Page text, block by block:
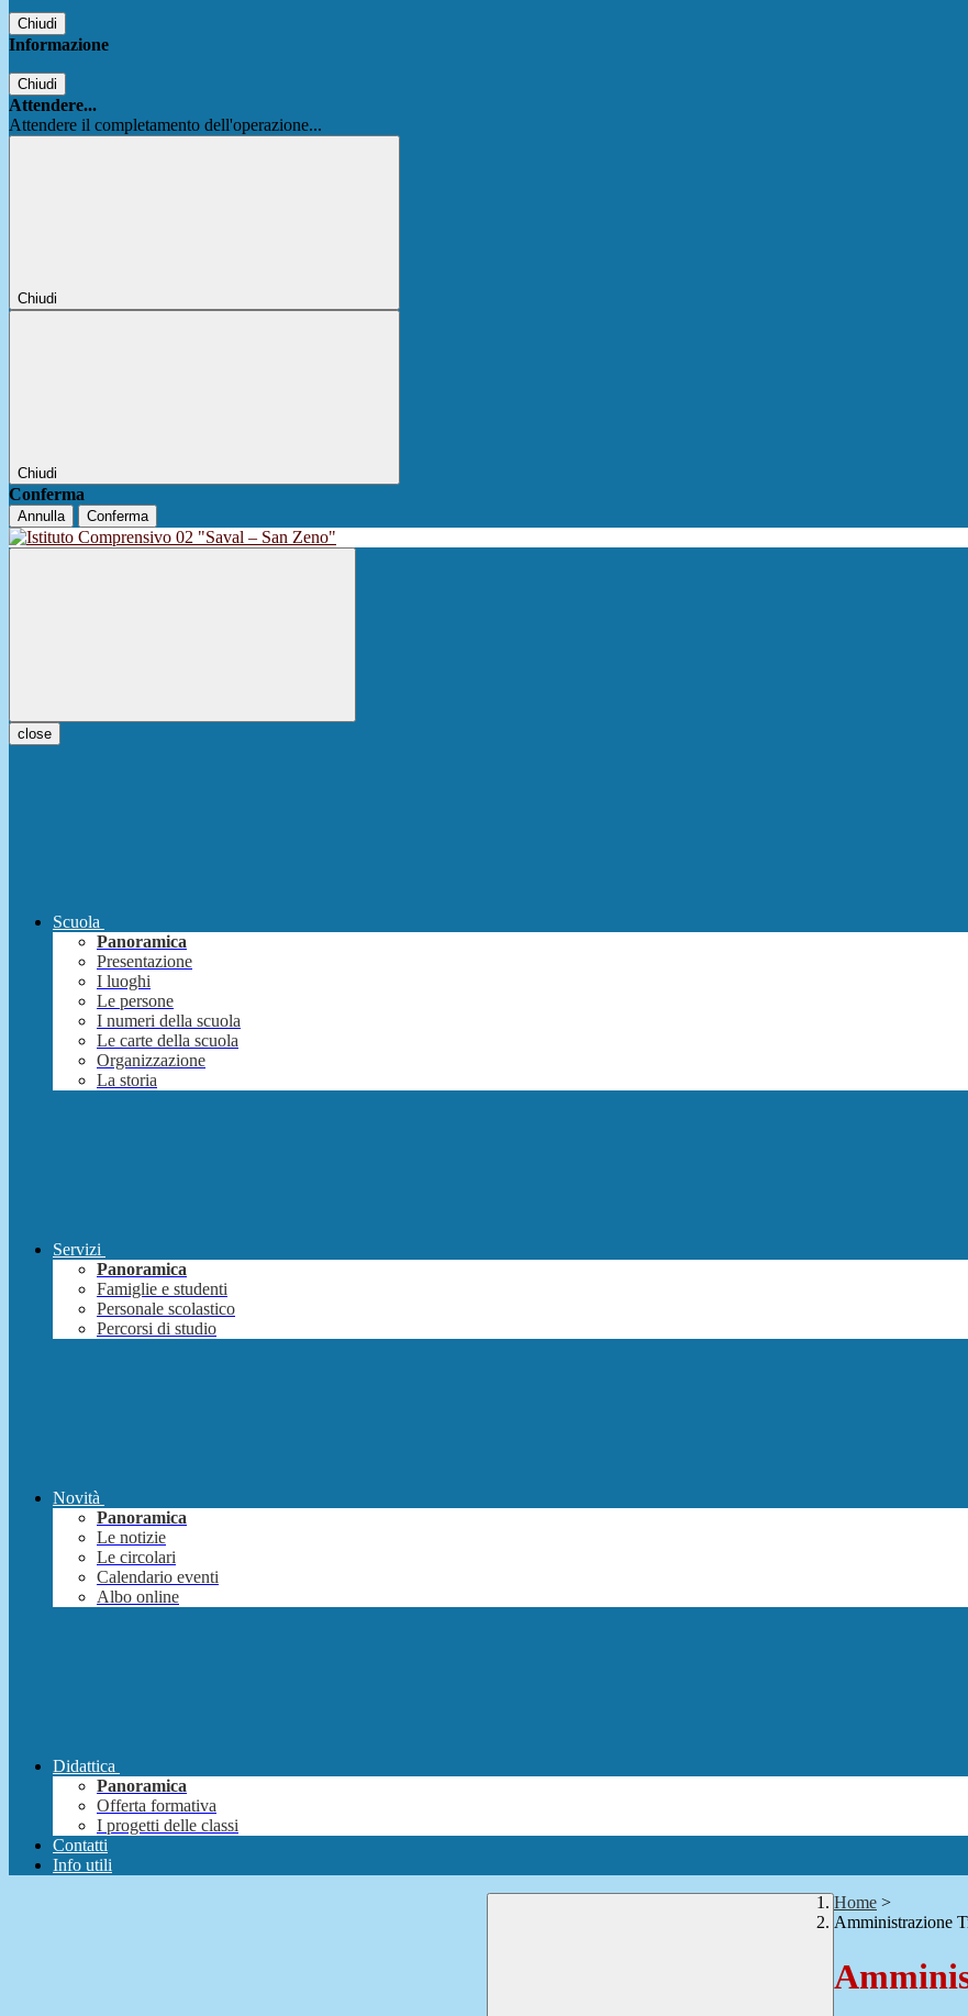
Chiudi
Informazione
Chiudi
Attendere...
Attendere il completamento dell'operazione...
Chiudi
Chiudi
Conferma
Annulla Conferma
close
Scuola
Panoramica
Presentazione
I luoghi
Le persone
I numeri della scuola
Le carte della scuola
Organizzazione
La storia
Servizi
Panoramica
Famiglie e studenti
Personale scolastico
Percorsi di studio
Novità
Panoramica
Le notizie
Le circolari
Calendario eventi
Albo online
Didattica
Panoramica
Offerta formativa
I progetti delle classi
Contatti
Info utili
Home >
Amministrazione